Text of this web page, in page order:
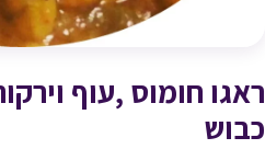
ראגו חומוס ,עוף
כבוש